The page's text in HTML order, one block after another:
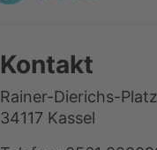
Kontakt
Rainer-Dierichs-
34117 Kassel